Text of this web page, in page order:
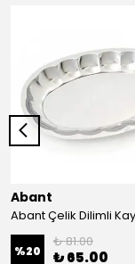
Abant
%20
₺ 81.00
₺ 65.00